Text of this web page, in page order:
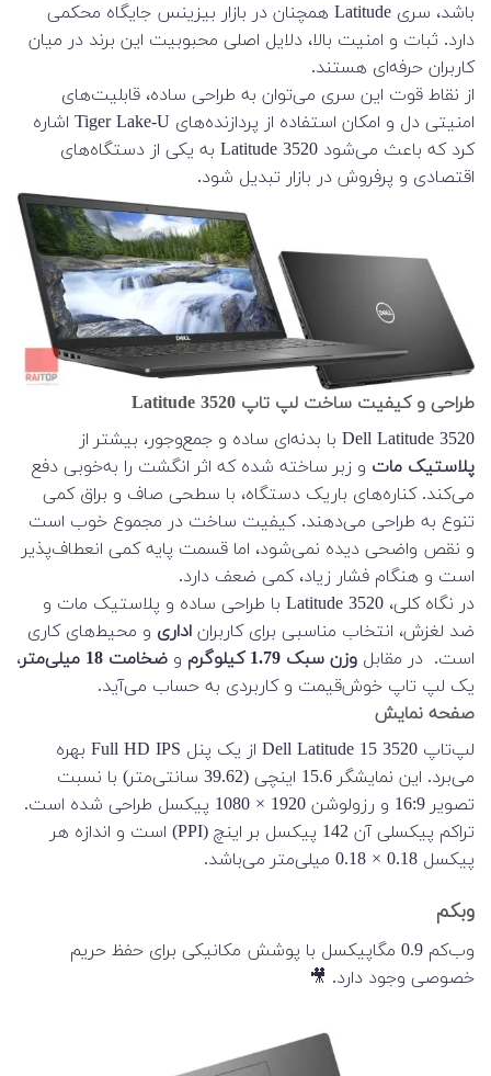
باشد، سری Latitude همچنان در بازار بیزینس جایگاه محکمی
دارد. ثبات و امنیت بالا، دلایل اصلی محبوبیت این برند در میان
کاربران حرفه‌ای هستند.
از نقاط قوت این سری می‌توان به طراحی ساده، قابلیت‌های
امنیتی دل و امکان استفاده از پردازنده‌های Tiger Lake-U اشاره
کرد که باعث می‌شود Latitude 3520 به یکی از دستگاه‌های
اقتصادی و پرفروش در بازار تبدیل شود.
طراحی و کیفیت ساخت لپ تاپ Latitude 3520
Dell Latitude 3520 با بدنه‌ای ساده و جمع‌وجور، بیشتر از
پلاستیک مات و زبر ساخته شده که اثر انگشت را به‌خوبی دفع
می‌کند. کناره‌های باریک دستگاه، با سطحی صاف و براق کمی
تنوع به طراحی می‌دهند. کیفیت ساخت در مجموع خوب است
و نقص واضحی دیده نمی‌شود، اما قسمت پایه کمی انعطاف‌پذیر
است و هنگام فشار زیاد، کمی ضعف دارد.
در نگاه کلی، Latitude 3520 با طراحی ساده و پلاستیک مات و
ضد لغزش، انتخاب مناسبی برای کاربران اداری و محیط‌های کاری
است. در مقابل وزن سبک 1.79 کیلوگرم و ضخامت 18 میلی‌متر
،
یک لپ تاپ خوش‌قیمت و کاربردی به حساب می‌آید.
صفحه نمایش
لپ‌تاپ Dell Latitude 15 3520 از یک پنل Full HD IPS بهره
می‌برد. این نمایشگر 15.6 اینچی (39.62 سانتی‌متر) با نسبت
تصویر 16:9 و رزولوشن 1920 × 1080 پیکسل طراحی شده است.
تراکم پیکسلی آن 142 پیکسل بر اینچ (PPI) است و اندازه هر
پیکسل 0.18 × 0.18 میلی‌متر می‌باشد.
وبکم
وب‌کم 0.9 مگاپیکسل با پوشش مکانیکی برای حفظ حریم
خصوصی وجود دارد. 🎥